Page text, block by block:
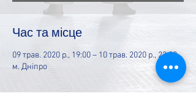
Час та місце
09 трав. 2020 р., 19:00 – 10 трав. 2020 р., 23:00
м. Дніпро